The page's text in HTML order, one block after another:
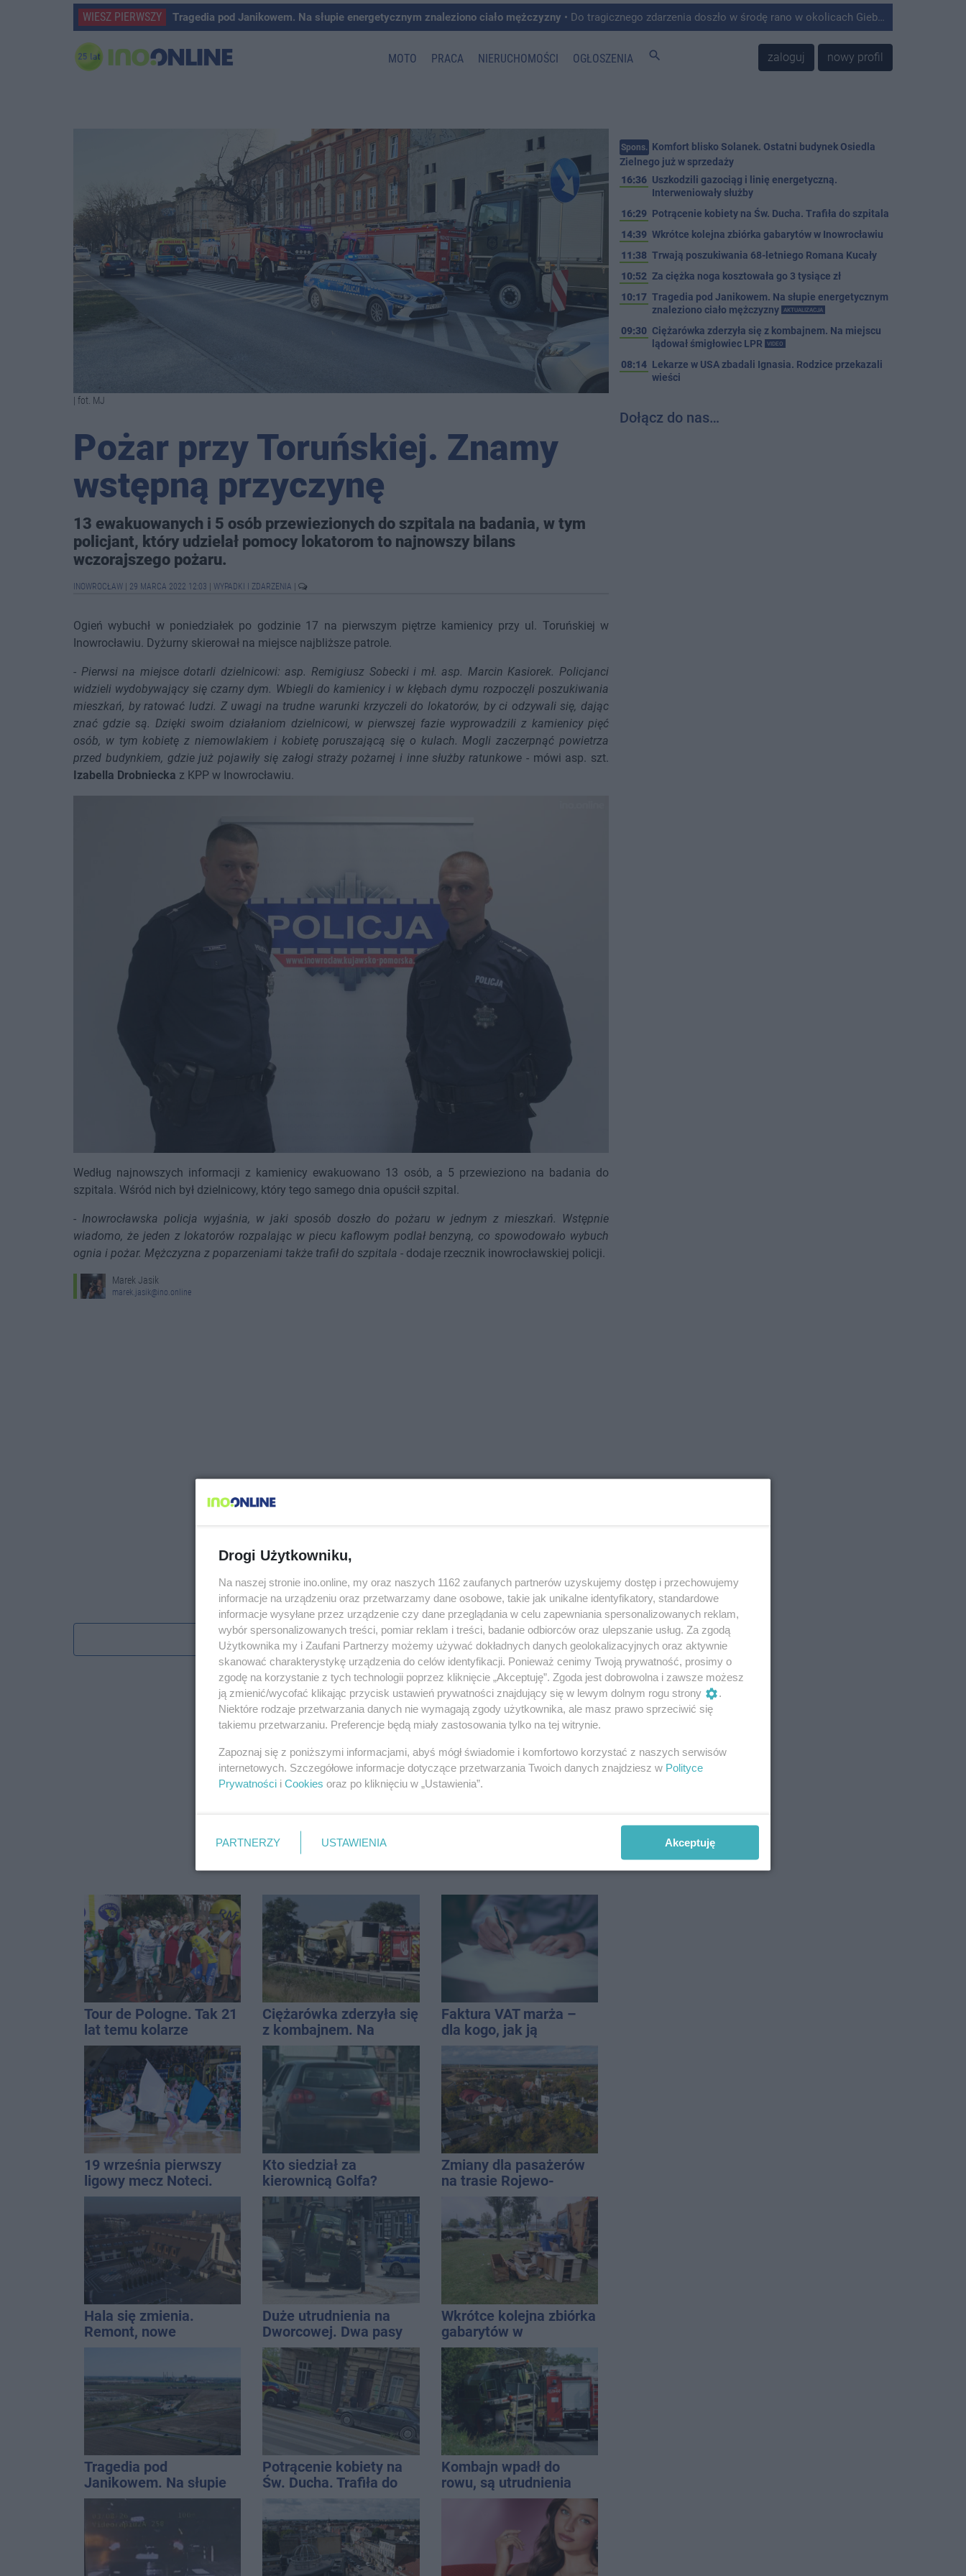
WIESZ PIERWSZY Tragedia pod Janikowem. Na słupie energetycznym znaleziono ciało mężczyzny • Do tragicznego zdarzenia doszło w środę rano w okolicach Giebni koło Janikowa. Wówczas na słupie energetycznym odnaleziono ciało mężczyzny.
MOTO PRACA NIERUCHOMOŚCI OGŁOSZENIA search zaloguj nowy profil
| fot. MJ
Pożar przy Toruńskiej. Znamy
wstępną przyczynę
13 ewakuowanych i 5 osób przewiezionych do szpitala na badania, w tym
policjant, który udzielał pomocy lokatorom to najnowszy bilans
wczorajszego pożaru.
INOWROCŁAW 29 MARCA 2022 12:03 WYPADKI I ZDARZENIA
Ogień wybuchł w poniedziałek po godzinie 17 na pierwszym piętrze kamienicy przy ul. Toruńskiej w
Inowrocławiu. Dyżurny skierował na miejsce najbliższe patrole.
- Pierwsi na miejsce dotarli dzielnicowi: asp. Remigiusz Sobecki i mł. asp. Marcin Kasiorek. Policjanci
widzieli wydobywający się czarny dym. Wbiegli do kamienicy i w kłębach dymu rozpoczęli poszukiwania
mieszkań, by ratować ludzi. Z uwagi na trudne warunki krzyczeli do lokatorów, by ci odzywali się, dając
znać gdzie są. Dzięki swoim działaniom dzielnicowi, w pierwszej fazie wyprowadzili z kamienicy pięć
osób, w tym kobietę z niemowlakiem i kobietę poruszającą się o kulach. Mogli zaczerpnąć powietrza
przed budynkiem, gdzie już pojawiły się załogi straży pożarnej i inne służby ratunkowe - mówi asp. szt.
Izabella Drobniecka z KPP w Inowrocławiu.
Według najnowszych informacji z kamienicy ewakuowano 13 osób, a 5 przewieziono na badania do
szpitala. Wśród nich był dzielnicowy, który tego samego dnia opuścił szpital.
- Inowrocławska policja wyjaśnia, w jaki sposób doszło do pożaru w jednym z mieszkań. Wstępnie
wiadomo, że jeden z lokatorów rozpalając w piecu kaflowym podlał benzyną, co spowodowało wybuch
ognia i pożar. Mężczyzna z poparzeniami także trafił do szpitala - dodaje rzecznik inowrocławskiej policji.
Marek Jasik
marek.jasik@ino.online
Obserwuj nas w Google News
Tour de Pologne. Tak 21
lat temu kolarze
startowali z
Inowrocławia
Ciężarówka zderzyła się
z kombajnem. Na
miejscu lądował
śmigłowiec LPR
Faktura VAT marża –
dla kogo, jak ją
wystawić i jak rozliczyć
19 września pierwszy
ligowy mecz Noteci.
Znamy cały terminarz
Kto siedział za
kierownicą Golfa?
Kierowca zbiegł po
Zmiany dla pasażerów
na trasie Rojewo-
Inowrocław
Hala się zmienia.
Remont, nowe
QEMETICA ARENA
Duże utrudnienia na
Dworcowej. Dwa pasy
blokowała przyczepa od
ciągnika
Wkrótce kolejna zbiórka
gabarytów w
Inowrocławiu
Tragedia pod
Janikowem. Na słupie
energetycznym
znaleziono ciało
Potrącenie kobiety na
Św. Ducha. Trafiła do
Kombajn wpadł do
rowu, są utrudnienia
Spons. Komfort blisko Solanek. Ostatni budynek Osiedla
Zielnego już w sprzedaży
16:36 Uszkodzili gazociąg i linię energetyczną.
Interweniowały służby
16:29 Potrącenie kobiety na Św. Ducha. Trafiła do szpitala
14:39 Wkrótce kolejna zbiórka gabarytów w Inowrocławiu
11:38 Trwają poszukiwania 68-letniego Romana Kucały
10:52 Za ciężka noga kosztowała go 3 tysiące zł
10:17 Tragedia pod Janikowem. Na słupie energetycznym
znaleziono ciało mężczyzny
AKTUALIZACJA
09:30 Ciężarówka zderzyła się z kombajnem. Na miejscu
lądował śmigłowiec LPR
VIDEO
08:14 Lekarze w USA zbadali Ignasia. Rodzice przekazali
wieści
Dołącz do nas…
Drogi Użytkowniku,
Na naszej stronie ino.online, my oraz naszych 1162 zaufanych partnerów uzyskujemy dostęp i przechowujemy
informacje na urządzeniu oraz przetwarzamy dane osobowe, takie jak unikalne identyfikatory, standardowe
informacje wysyłane przez urządzenie czy dane przeglądania w celu zapewniania spersonalizowanych reklam,
wybór spersonalizowanych treści, pomiar reklam i treści, badanie odbiorców oraz ulepszanie usług. Za zgodą
Użytkownika my i Zaufani Partnerzy możemy używać dokładnych danych geolokalizacyjnych oraz aktywnie
skanować charakterystykę urządzenia do celów identyfikacji. Ponieważ cenimy Twoją prywatność, prosimy o
zgodę na korzystanie z tych technologii poprzez kliknięcie „Akceptuję”. Zgoda jest dobrowolna i zawsze możesz
ją zmienić/wycofać klikając przycisk ustawień prywatności znajdujący się w lewym dolnym rogu strony
.
Niektóre rodzaje przetwarzania danych nie wymagają zgody użytkownika, ale masz prawo sprzeciwić się
takiemu przetwarzaniu. Preferencje będą miały zastosowania tylko na tej witrynie.
Zapoznaj się z poniższymi informacjami, abyś mógł świadomie i komfortowo korzystać z naszych serwisów
internetowych. Szczegółowe informacje dotyczące przetwarzania Twoich danych znajdziesz w Polityce
Prywatności i Cookies oraz po kliknięciu w „Ustawienia”.
PARTNERZY USTAWIENIA Akceptuję